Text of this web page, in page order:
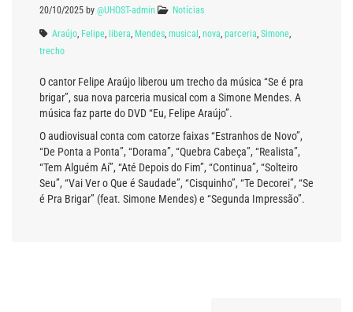
20/10/2025 by @UHOST-admin Notícias
Araújo Felipe libera Mendes musical nova parceria Simone
trecho
O cantor Felipe Araújo liberou um trecho da música “Se é pra
brigar”, sua nova parceria musical com a Simone Mendes. A
música faz parte do DVD “Eu, Felipe Araújo”.
O audiovisual conta com catorze faixas “Estranhos de Novo”,
“De Ponta a Ponta”, “Dorama”, “Quebra Cabeça”, “Realista”,
“Tem Alguém Aí”, “Até Depois do Fim”, “Continua”, “Solteiro
Seu”, “Vai Ver o Que é Saudade”, “Cisquinho”, “Te Decorei”, “Se
é Pra Brigar” (feat. Simone Mendes) e “Segunda Impressão”.